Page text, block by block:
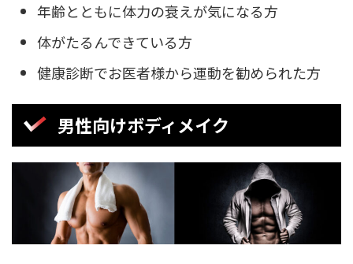
年齢とともに体力の衰えが気になる方
体がたるんできている方
健康診断でお医者様から運動を勧められた方
男性向けボディメイク